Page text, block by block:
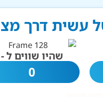
עשית דרך
שהיו שווים ל -
0